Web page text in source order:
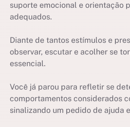
suporte emocional e orientação
adequados.
Diante de tantos estímulos e
observar, escutar e acolher se
essencial.
Você já parou para refletir se
comportamentos considerados
sinalizando um pedido de ajuda